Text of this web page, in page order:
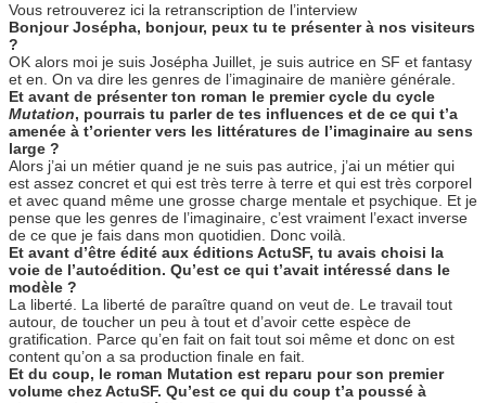
Vous retrouverez ici la retranscription de l’interview
Bonjour Josépha, bonjour, peux tu te présenter à nos visiteurs
?
OK alors moi je suis Josépha Juillet, je suis autrice en SF et fantasy
et en. On va dire les genres de l’imaginaire de manière générale.
Et avant de présenter ton roman le premier cycle du cycle
Mutation, pourrais tu parler de tes influences et de ce qui t’a
amenée à t’orienter vers les littératures de l’imaginaire au sens
large ?
Alors j’ai un métier quand je ne suis pas autrice, j’ai un métier qui
est assez concret et qui est très terre à terre et qui est très corporel
et avec quand même une grosse charge mentale et psychique. Et je
pense que les genres de l’imaginaire, c’est vraiment l’exact inverse
de ce que je fais dans mon quotidien. Donc voilà.
Et avant d’être édité aux éditions ActuSF, tu avais choisi la
voie de l’autoédition. Qu’est ce qui t’avait intéressé dans le
modèle ?
La liberté. La liberté de paraître quand on veut de. Le travail tout
autour, de toucher un peu à tout et d’avoir cette espèce de
gratification. Parce qu’en fait on fait tout soi même et donc on est
content qu’on a sa production finale en fait.
Et du coup, le roman Mutation est reparu pour son premier
volume chez ActuSF. Qu’est ce qui du coup t’a poussé à